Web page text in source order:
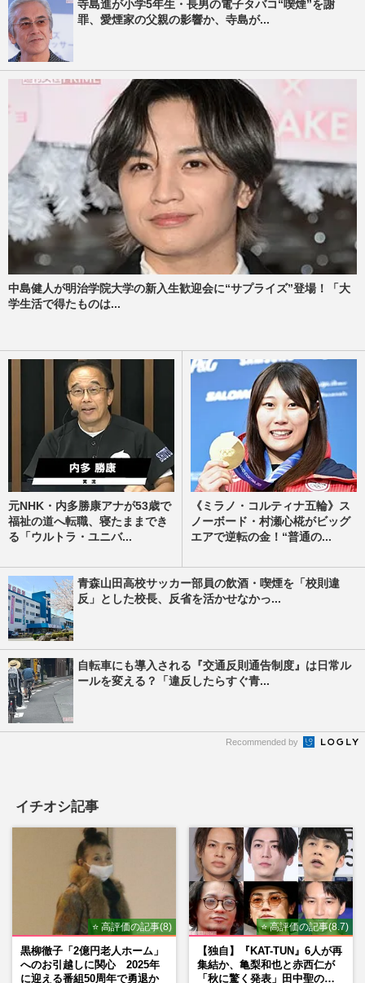
寺島進が小学5年生・長男の電子タバコ“喫煙”を謝
罪、愛煙家の父親の影響か、寺島が...
中島健人が明治学院大学の新入生歓迎会に“サプライズ”登場！「大
学生活で得たものは...
元NHK・内多勝康アナが53歳で
福祉の道へ転職、寝たままでき
る「ウルトラ・ユニバ...
《ミラノ・コルティナ五輪》ス
ノーボード・村瀬心椛がビッグ
エアで逆転の金！“普通の...
青森山田高校サッカー部員の飲酒・喫煙を「校則違
反」とした校長、反省を活かせなかっ...
自転車にも導入される『交通反則通告制度』は日常ル
ールを変える？「違反したらすぐ青...
Recommended by
イチオシ記事
⭐ 高評価の記事(8)
黒柳徹子「2億円老人ホーム」
へのお引越しに関心 2025年
に迎える番組50周年で勇退か
⭐ 高評価の記事(8.7)
【独自】『KAT-TUN』6人が再
集結か、亀梨和也と赤西仁が
「秋に驚く発表」田中聖の刑